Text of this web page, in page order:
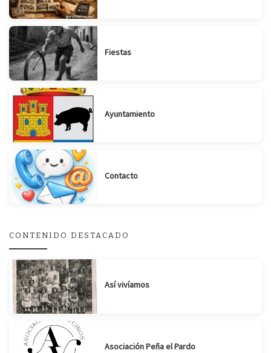
Fiestas
Ayuntamiento
Contacto
CONTENIDO DESTACADO
Así vivíamos
Asociación Peña el Pardo
Suscribirse